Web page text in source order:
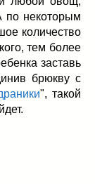
по некоторым
количество
тем более
заставь
брюкву с
", такой